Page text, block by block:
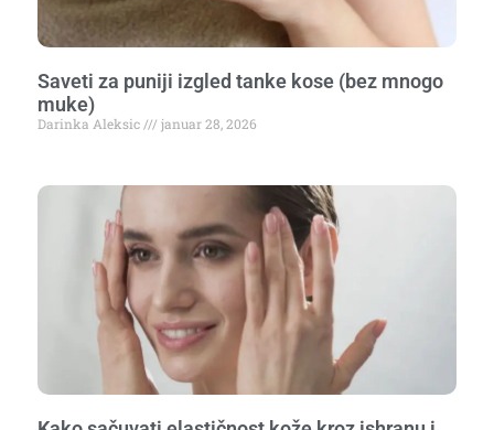
Saveti za puniji izgled tanke kose (bez mnogo
muke)
Darinka Aleksic januar 28, 2026